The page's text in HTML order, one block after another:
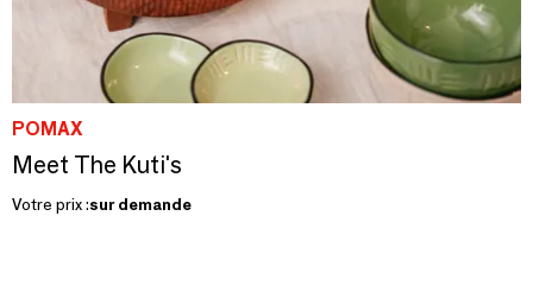
POMAX
Meet The Kuti's
Votre prix :sur demande